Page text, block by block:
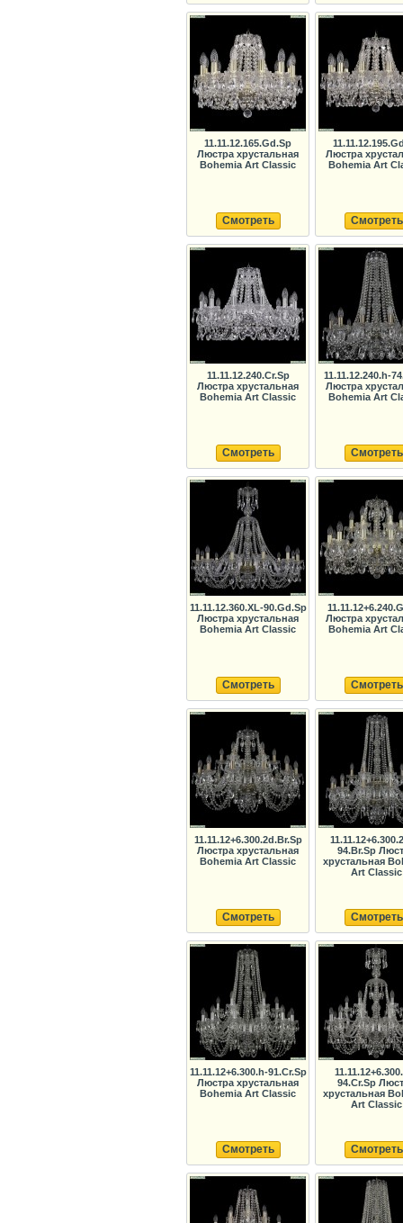
11.11.12.165.Gd.Sp
Люстра хрустальная
Bohemia Art Classic
Смотреть
Люстра
Bohemia Art
Смотреть
11.11.12.240.Cr.Sp
Люстра хрустальная
Bohemia Art Classic
Смотреть
11.11.12.240.h-
Люстра
Bohemia Art
Смотреть
11.11.12.360.XL-90.Gd.Sp
Люстра хрустальная
Bohemia Art Classic
Смотреть
Люстра
Bohemia Art
Смотреть
11.11.12+6.300.2d.Br.Sp
Люстра хрустальная
Bohemia Art Classic
Смотреть
94.Br.Sp
хрустальная
Art Classic
Смотреть
11.11.12+6.300.h-91.Cr.Sp
Люстра хрустальная
Bohemia Art Classic
Смотреть
94.Cr.Sp
хрустальная
Art Classic
Смотреть